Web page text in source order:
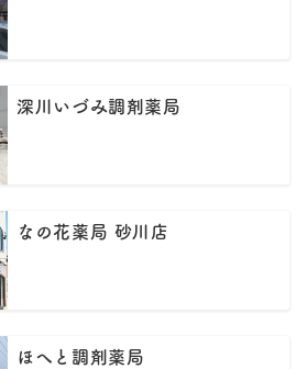
深川いづみ調剤薬局
なの花薬局 砂川店
ほへと調剤薬局